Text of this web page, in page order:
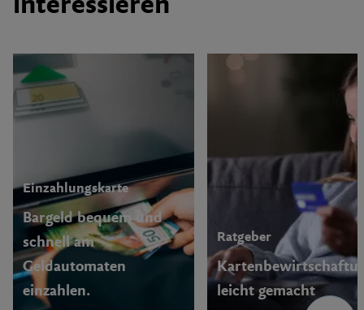
Einzahlungskarte
Bargeld bequem und
schnell am
Geldautomaten
einzahlen.
Ratgeber
leicht gemacht